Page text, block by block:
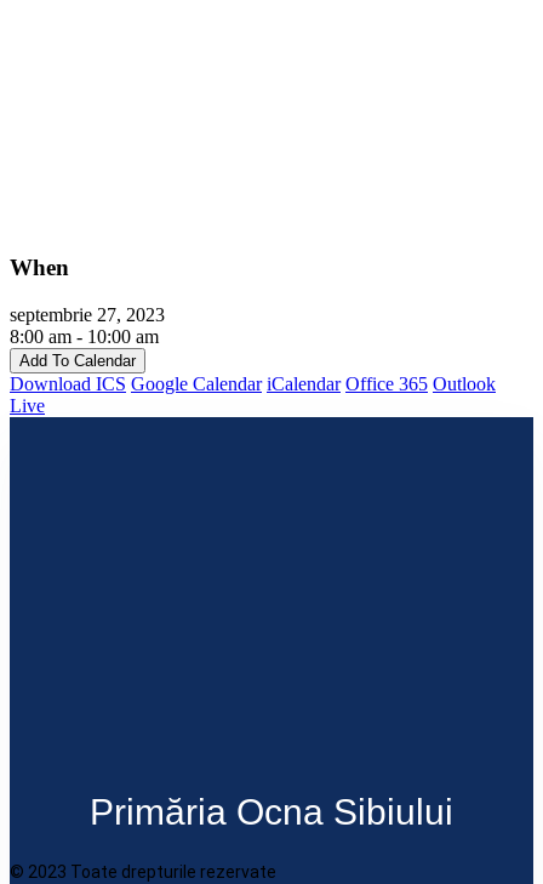
When
septembrie 27, 2023
8:00 am - 10:00 am
Add To Calendar
Download ICS Google Calendar iCalendar Office 365 Outlook
Live
Primăria Ocna Sibiului
© 2023 Toate drepturile rezervate